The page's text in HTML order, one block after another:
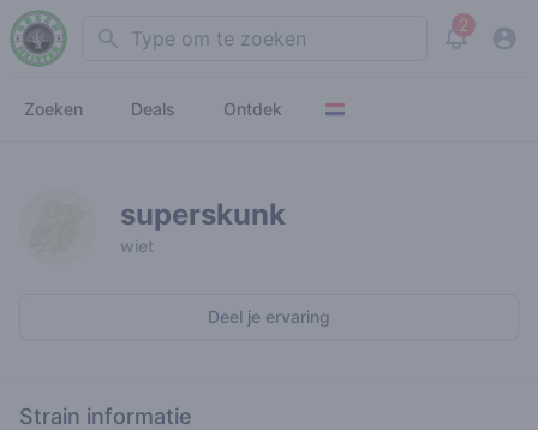
Search 2
View
Zoeken Deals Ontdek
superskunk
wiet
Deel je ervaring
Strain informatie